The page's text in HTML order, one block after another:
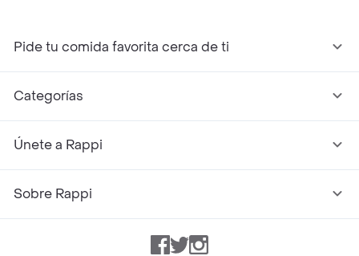
Pide tu comida favorita cerca de ti
Categorías
Únete a Rappi
Sobre Rappi
Facebook
TwitterInstagram